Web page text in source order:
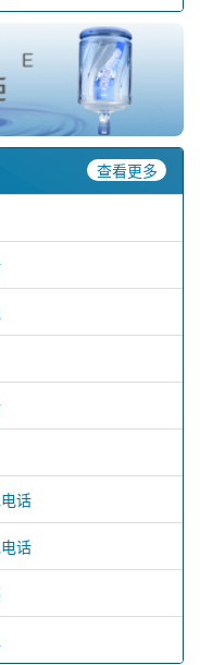
查看更多
话
话